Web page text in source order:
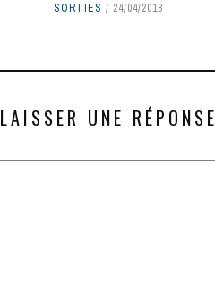
SORTIES
24/04/2018
LAISSER UNE RÉPONSE